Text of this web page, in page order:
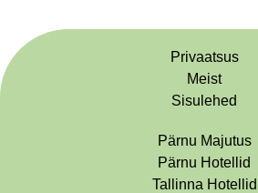
Privaatsus
Meist
Sisulehed
Pärnu Majutus
Pärnu Hotellid
Tallinna Hotellid